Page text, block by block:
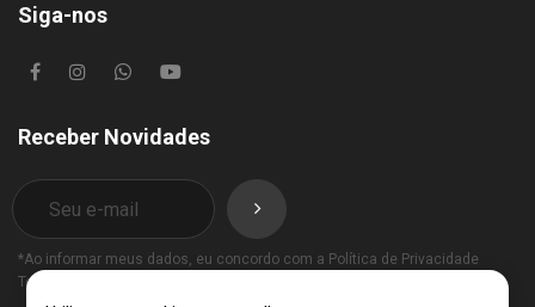
Siga-nos
Receber Novidades
*Ao informar meus dados, eu concordo com a Política de Privacidade
Termos de Uso